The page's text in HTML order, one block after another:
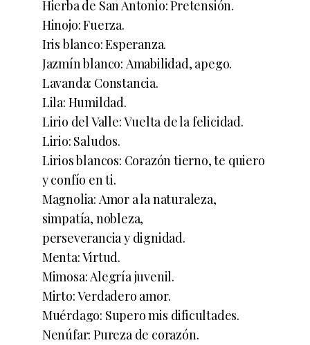
Hierba de San Antonio: Pretensión.
Hinojo: Fuerza.
Iris blanco: Esperanza.
Jazmín blanco: Amabilidad, apego.
Lavanda: Constancia.
Lila: Humildad.
Lirio del Valle: Vuelta de la felicidad.
Lirio: Saludos.
Lirios blancos: Corazón tierno, te quiero
y confío en ti.
Magnolia: Amor a la naturaleza,
simpatía, nobleza,
perseverancia y dignidad.
Menta: Virtud.
Mimosa: Alegría juvenil.
Mirto: Verdadero amor.
Muérdago: Supero mis dificultades.
Nenúfar: Pureza de corazón.